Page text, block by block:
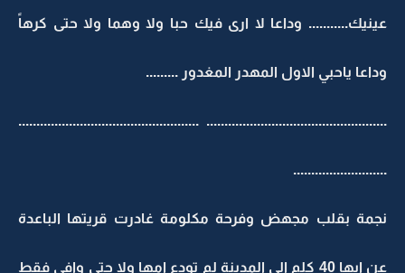
عينيك........... وداعا لا ارى فيك حبا ولا وهما ولا حتى كرهاً
وداعا ياحبي الاول المهدر المغدور .........
.................................................. ..................................................
..........................
نجمة بقلب مجهض وفرحة مكلومة غادرت قريتها الباعدة
عن ابها 40 كلم الى المدينة لم تودع امها ولا حتى وافي فقط